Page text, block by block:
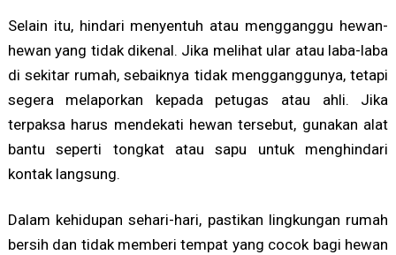
Selain itu, hindari menyentuh atau mengganggu hewan-
hewan yang tidak dikenal. Jika melihat ular atau laba-laba
di sekitar rumah, sebaiknya tidak mengganggunya, tetapi
segera melaporkan kepada petugas atau ahli. Jika
terpaksa harus mendekati hewan tersebut, gunakan alat
bantu seperti tongkat atau sapu untuk menghindari
kontak langsung.
Dalam kehidupan sehari-hari, pastikan lingkungan rumah
bersih dan tidak memberi tempat yang cocok bagi hewan